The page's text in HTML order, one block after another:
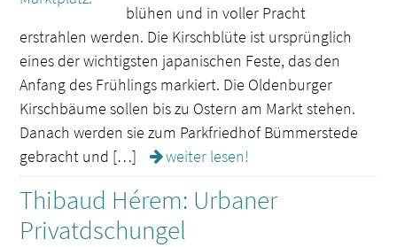
blühen und in voller Pracht
erstrahlen werden. Die Kirschblüte ist ursprünglich
eines der wichtigsten japanischen Feste, das den
Anfang des Frühlings markiert. Die Oldenburger
Kirschbäume sollen bis zu Ostern am Markt stehen.
Danach werden sie zum Parkfriedhof Bümmerstede
gebracht und […]
weiter lesen!
Thibaud Hérem: Urbaner
Privatdschungel